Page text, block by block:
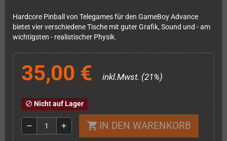
Hardcore Pinball von Telegames für den GameBoy Advance
bietet vier verschiedene Tische mit guter Grafik, Sound und - am
wichtigsten - realistischer Physik.
35,00 € inkl.Mwst. (21%)
block Nicht auf Lager
remove add shopping_cart IN DEN WARENKORB